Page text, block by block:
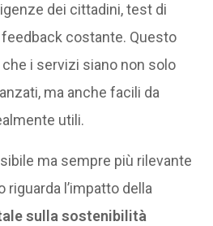
dei cittadini, test di
costante. Questo
i servizi siano non solo
ma anche facili da
utili.
ma sempre più rilevante
l’impatto della
sulla sostenibilità